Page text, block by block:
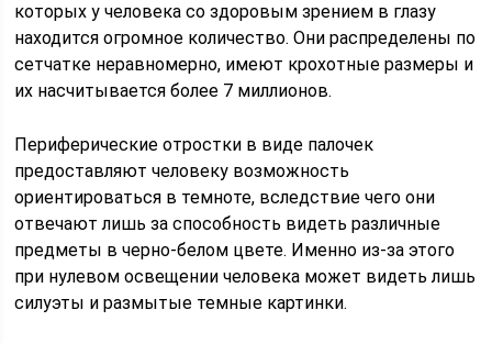
которых у человека со здоровым зрением в глазу
находится огромное количество. Они распределены по
сетчатке неравномерно, имеют крохотные размеры и
их насчитывается более 7 миллионов.
Периферические отростки в виде палочек
предоставляют человеку возможность
ориентироваться в темноте, вследствие чего они
отвечают лишь за способность видеть различные
предметы в черно-белом цвете. Именно из-за этого
при нулевом освещении человека может видеть лишь
силуэты и размытые темные картинки.